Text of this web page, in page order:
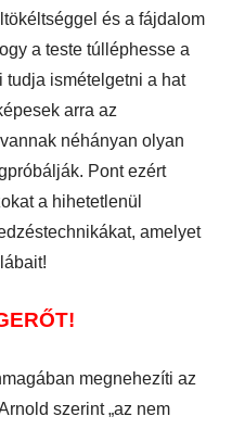
és a fájdalom
a teste túlléphesse a
tudja ismételgetni a hat
arra az
néhányan olyan
Pont ezért
a hihetetlenül
amelyet
megnehezíti az
szerint „az nem